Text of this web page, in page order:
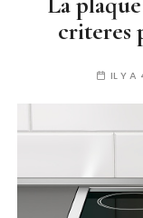
criteres
IL Y A